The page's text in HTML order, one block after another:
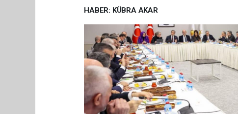
HABER: KÜBRA AKAR